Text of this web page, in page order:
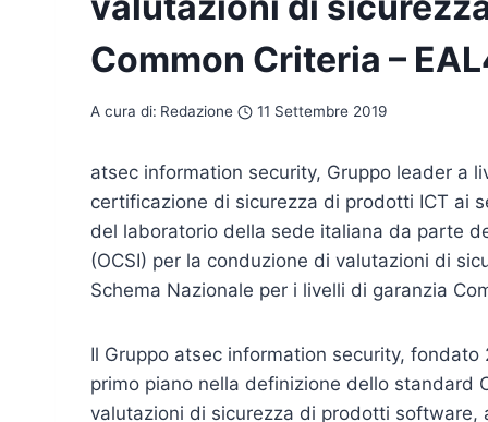
Common Criteria –
A cura di: Redazione 11 Settembre 2019
atsec information security, Gruppo leader a
certificazione di sicurezza di prodotti ICT ai
del laboratorio della sede italiana da parte
(OCSI) per la conduzione di valutazioni di
Schema Nazionale per i livelli di garanzia
Il Gruppo atsec information security,
primo piano nella definizione dello standard
valutazioni di sicurezza di prodotti